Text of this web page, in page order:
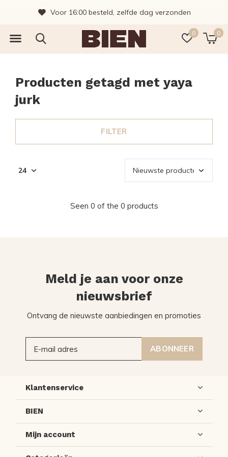
0 0
Voor 16:00 besteld, zelfde dag verzonden
Producten getagd met yaya
jurk
FILTER
Seen 0 of the 0 products
Meld je aan voor onze
nieuwsbrief
Ontvang de nieuwste aanbiedingen en promoties
ABONNEER
Klantenservice
BIEN
Mijn account